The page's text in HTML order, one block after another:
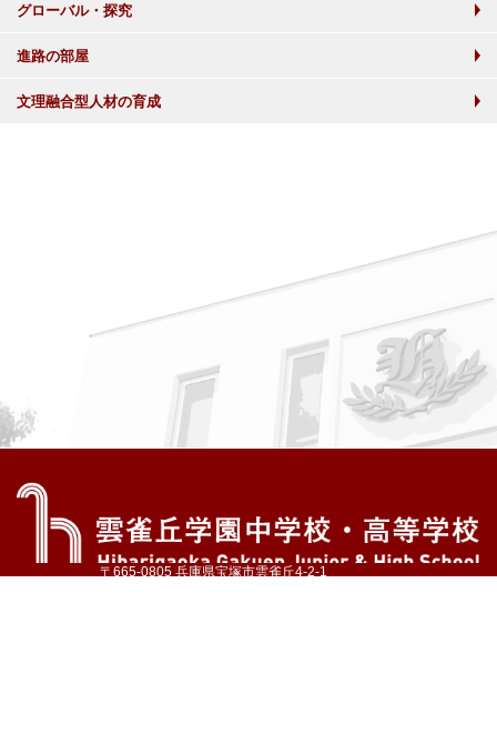
グローバル・探究
進路の部屋
文理融合型人材の育成
〒665-0805 兵庫県宝塚市雲雀丘4-2-1